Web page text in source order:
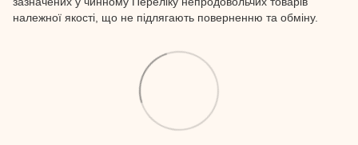
належної якості, що не підлягають поверненню та обміну.